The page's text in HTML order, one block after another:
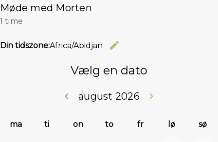
Møde med Morten
1 time
Din tidszone:Africa/Abidjan
edit
Vælg en dato
august 2026
keyboard_arrow_left
keyboard_arrow_right
ma ti on to fr lø sø